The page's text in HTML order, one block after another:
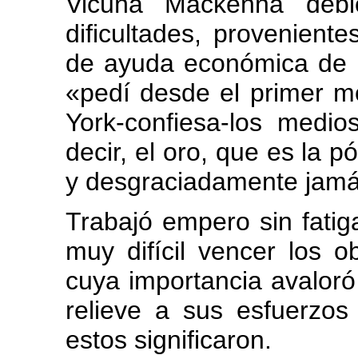
dificultades,
de ayuda económica
«pedí desde el primer
York-confiesa-los
decir, el oro, que es la
y desgraciadamente
Trabajó empero sin
muy difícil vencer los
cuya importancia
relieve a sus
estos significaron.